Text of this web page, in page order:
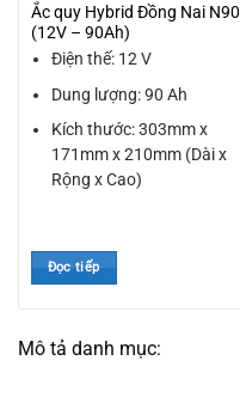
Ắc quy Hybrid Đồng Nai N90
(12V – 90Ah)
Điện thế: 12 V
Dung lượng: 90 Ah
Kích thước: 303mm x
171mm x 210mm (Dài x
Rộng x Cao)
Đọc tiếp
Mô tả danh mục: